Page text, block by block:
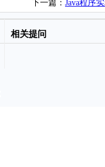
下一篇： Java程序
相关提问